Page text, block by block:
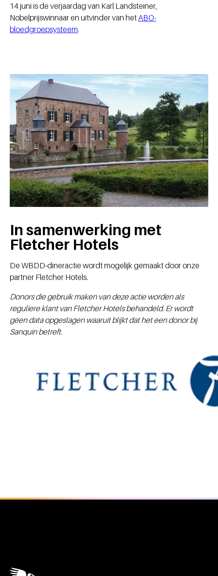
14 juni is de verjaardag van Karl Landsteiner,
Nobelprijswinnaar en uitvinder van het ABO-
bloedgroepsysteem.
In samenwerking met
Fletcher Hotels
De WBDD-dineractie wordt mogelijk gemaakt door onze
partner Fletcher Hotels.
Donors die gebruik maken van deze actie worden als
reguliere klant van Fletcher Hotels behandeld. Er wordt
géen data opgeslagen waaruit blijkt dat het een donor bij
Sanquin betreft.